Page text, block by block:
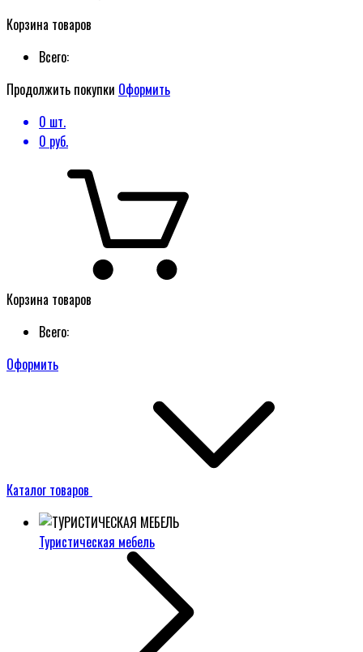
Корзина товаров
Всего:
Продолжить покупки Оформить
0 шт.
0 руб.
Корзина товаров
Всего:
Оформить
Каталог товаров
Туристическая мебель